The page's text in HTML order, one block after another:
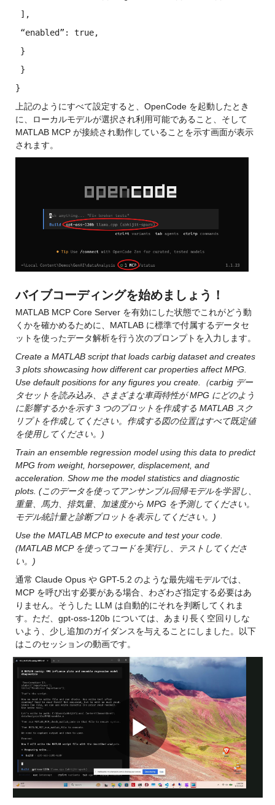
],
“enabled” : true,
}
}
}
上記のようにすべて設定すると、OpenCode を起動したとき
に、ローカルモデルが選択され利用可能であること、そして
MATLAB MCP が接続され動作していることを示す画面が表示
されます。
バイブコーディングを始めましょう！
MATLAB MCP Core Server を有効にした状態でこれがどう動
くかを確かめるために、MATLAB に標準で付属するデータセ
ットを使ったデータ解析を行う次のプロンプトを入力します。
Create a MATLAB script that loads carbig dataset and creates
3 plots showcasing how different car properties affect MPG.
Use default positions for any figures you create.（carbig デー
タセットを読み込み、さまざまな車両特性が MPG にどのよう
に影響するかを示す 3 つのプロットを作成する MATLAB スク
リプトを作成してください。作成する図の位置はすべて既定値
を使用してください。)
Train an ensemble regression model using this data to predict
MPG from weight, horsepower, displacement, and
acceleration. Show me the model statistics and diagnostic
plots. (このデータを使ってアンサンブル回帰モデルを学習し、
重量、馬力、排気量、加速度から MPG を予測してください。
モデル統計量と診断プロットを表示してください。)
Use the MATLAB MCP to execute and test your code.
(MATLAB MCP を使ってコードを実行し、テストしてくださ
い。)
通常 Claude Opus や GPT-5.2 のような最先端モデルでは、
MCP を呼び出す必要がある場合、わざわざ指定する必要はあ
りません。 そうした LLM は自動的にそれを判断してくれま
す。ただ、gpt-oss-120b については、あまり長く空回りしな
いよう、少し追加のガイダンスを与えることにしました。以下
はこのセッションの動画です。
Play
Video